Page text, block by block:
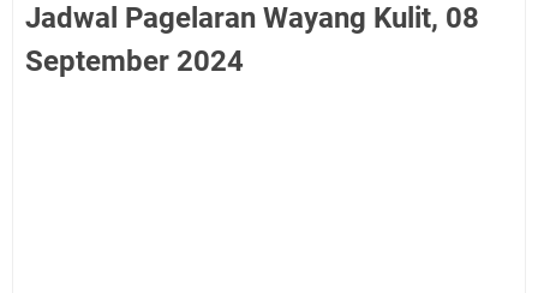
Jadwal Pagelaran Wayang Kulit, 08
September 2024